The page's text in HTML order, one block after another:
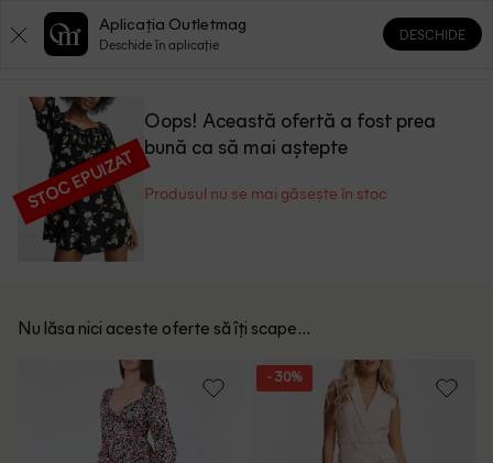
0 0
STOC EPUIZAT
Oops! Această ofertă a fost prea
bună ca să mai aștepte
Produsul nu se mai găsește în stoc
Nu lăsa nici aceste oferte să îți scape...
- 30%
Aplicația Outletmag
Deschide în aplicație
DESCHIDE